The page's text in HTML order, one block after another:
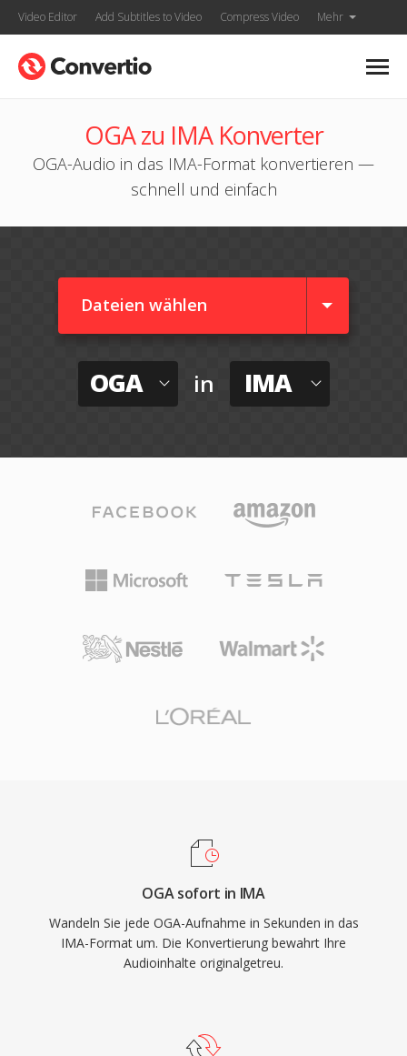
Video Editor Add Subtitles to Video Compress Video Mehr
OGA zu IMA Konverter
OGA-Audio in das IMA-Format konvertieren —
schnell und einfach
Dateien wählen
OGA in IMA
OGA sofort in IMA
Wandeln Sie jede OGA-Aufnahme in Sekunden in das
IMA-Format um. Die Konvertierung bewahrt Ihre
Audioinhalte originalgetreu.